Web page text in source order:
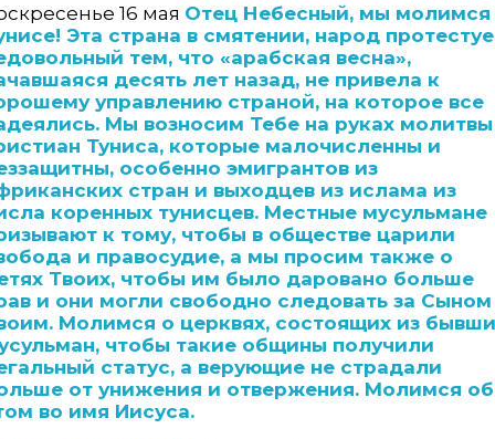
16 мая Отец Небесный, мы молимся
Эта страна в смятении, народ
тем, что «арабская весна»,
десять лет назад, не привела к
управлению страной, на которое все
Мы возносим Тебе на руках молитвы
Туниса, которые малочисленны и
особенно эмигрантов из
стран и выходцев из ислама из
коренных тунисцев. Местные мусульмане
к тому, чтобы в обществе царили
и правосудие, а мы просим также о
Твоих, чтобы им было даровано больше
и они могли свободно следовать за Сыном
Молимся о церквях, состоящих из
чтобы такие общины получили
статус, а верующие не страдали
от унижения и отвержения. Молимся об
во имя Иисуса.